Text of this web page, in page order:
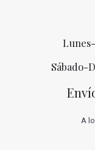
Sábado-
A